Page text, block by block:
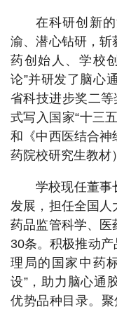
在科研创新
渝、潜心钻研，斩
药创始人、学校
论”并研发了脑心
省科技进步奖二等
式写入国家“十三
和《中西医结合神
药院校研究生教材
学校现任董事
发展，担任全国人
药品监管科学、医
30条。积极推动
理局的国家中药
设”，助力脑心通
优势品种目录。